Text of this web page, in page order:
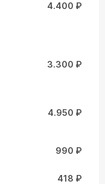
4.400 ₽
3.300 ₽
4.950 ₽
990 ₽
418 ₽